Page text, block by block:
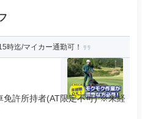
時迄/マイカー通勤可！
免許所持者(AT限定不可) ※未経